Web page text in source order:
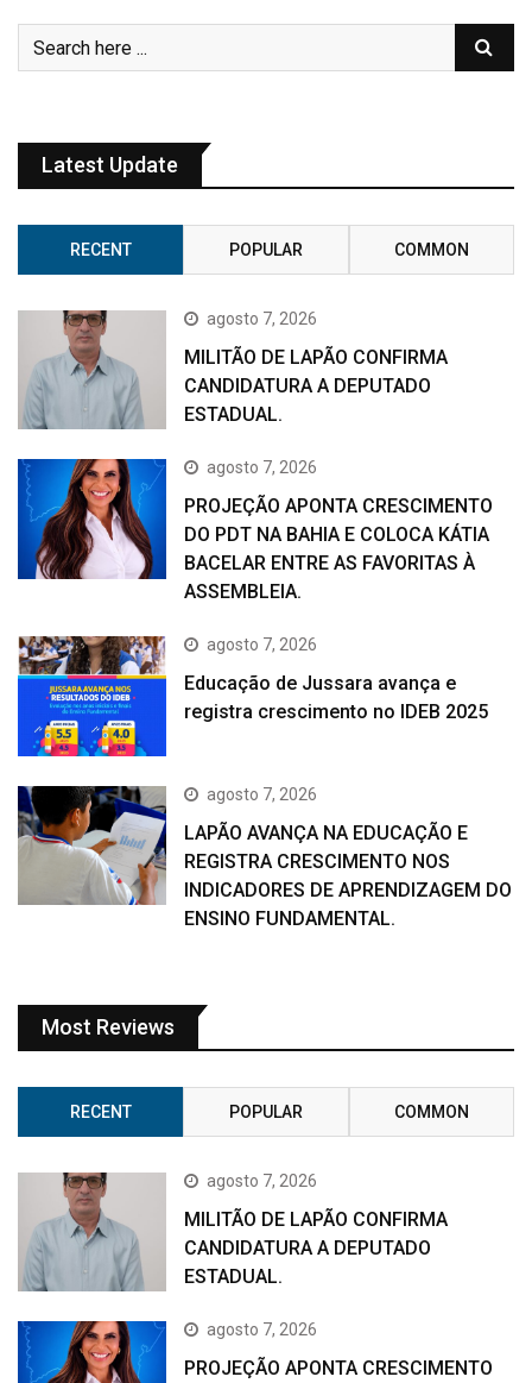
Latest Update
RECENT POPULAR COMMON
agosto 7, 2026
MILITÃO DE LAPÃO CONFIRMA
CANDIDATURA A DEPUTADO
ESTADUAL.
agosto 7, 2026
PROJEÇÃO APONTA CRESCIMENTO
DO PDT NA BAHIA E COLOCA KÁTIA
BACELAR ENTRE AS FAVORITAS À
ASSEMBLEIA.
agosto 7, 2026
Educação de Jussara avança e
registra crescimento no IDEB 2025
agosto 7, 2026
LAPÃO AVANÇA NA EDUCAÇÃO E
REGISTRA CRESCIMENTO NOS
INDICADORES DE APRENDIZAGEM DO
ENSINO FUNDAMENTAL.
Most Reviews
RECENT POPULAR COMMON
agosto 7, 2026
MILITÃO DE LAPÃO CONFIRMA
CANDIDATURA A DEPUTADO
ESTADUAL.
agosto 7, 2026
PROJEÇÃO APONTA CRESCIMENTO